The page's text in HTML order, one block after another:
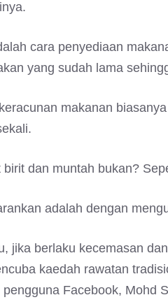
cara penyediaan
yang sudah lama
makanan
dan muntah bukan?
adalah dengan
jika berlaku kecemasan
kaedah rawatan
Facebook, Mohd